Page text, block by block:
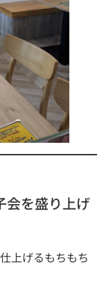
会を盛り上げ
上げるもちもち